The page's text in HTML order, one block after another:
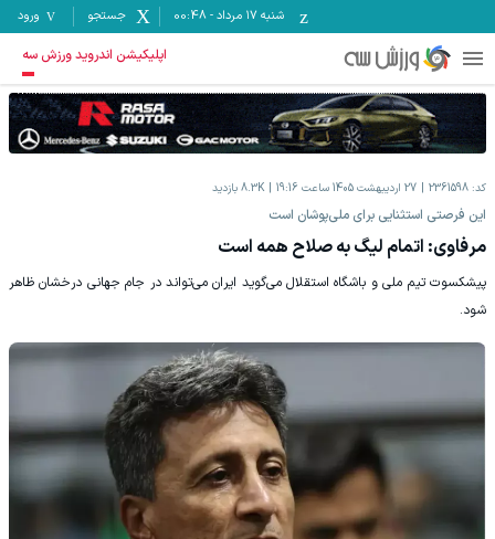
شنبه ۱۷ مرداد -
00:48 جستجو ورود
اپلیکیشن اندروید ورزش سه
کد: 2361598 27 اردیبهشت 1405 ساعت 19:16 8.3K بازدید
این فرصتی استثنایی برای ملی‌پوشان است
مرفاوی: اتمام لیگ به صلاح همه است
پیشکسوت تیم ملی و باشگاه استقلال می‌گوید ایران می‌تواند در جام جهانی درخشان ظاهر
شود.